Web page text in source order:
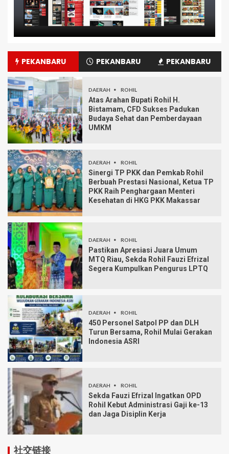
PEKANBARU PEKANBARU PEKANBARU
DAERAH ROHIL
Atas Arahan Bupati Rohil H.
Bistamam, CFD Sukses Padukan
Budaya Sehat dan Pemberdayaan
UMKM
DAERAH ROHIL
Sinergi TP PKK dan Pemkab Rohil
Berbuah Prestasi Nasional, Ketua TP
PKK Raih Penghargaan Menteri
Kesehatan di HKG PKK Makassar
DAERAH ROHIL
Pastikan Apresiasi Juara Umum
MTQ Riau, Sekda Rohil Fauzi Efrizal
Segera Kumpulkan Pengurus LPTQ
DAERAH ROHIL
450 Personel Satpol PP dan DLH
Turun Bersama, Rohil Mulai Gerakan
Indonesia ASRI
DAERAH ROHIL
Sekda Fauzi Efrizal Ingatkan OPD
Rohil Kebut Administrasi Gaji ke-13
dan Jaga Disiplin Kerja
社交链接